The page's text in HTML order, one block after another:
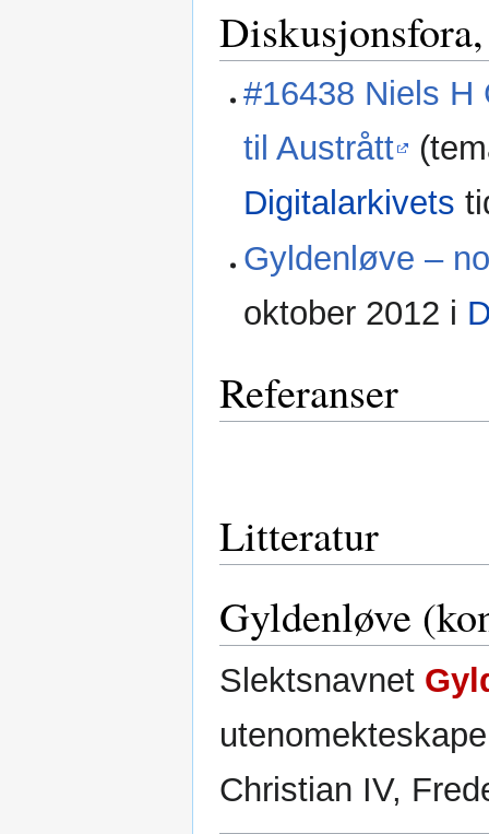
#16438 Niels H
til Austrått
Digitalarkivets
Gyldenløve –
oktober 2012 i
Referanser
Litteratur
Gyldenløve
Slektsnavnet
Christian IV,